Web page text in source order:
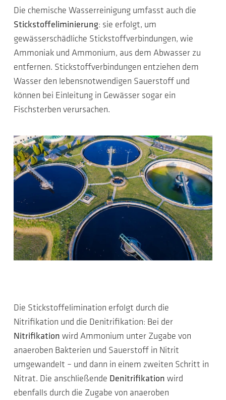
Die chemische Wasserreinigung umfasst auch die
Stickstoffeliminierung: sie erfolgt, um
gewässerschädliche Stickstoffverbindungen, wie
Ammoniak und Ammonium, aus dem Abwasser zu
entfernen. Stickstoffverbindungen entziehen dem
Wasser den lebensnotwendigen Sauerstoff und
können bei Einleitung in Gewässer sogar ein
Fischsterben verursachen.
Die Stickstoffelimination erfolgt durch die
Nitrifikation und die Denitrifikation: Bei der
Nitrifikation wird Ammonium unter Zugabe von
anaeroben Bakterien und Sauerstoff in Nitrit
umgewandelt – und dann in einem zweiten Schritt in
Nitrat. Die anschließende Denitrifikation wird
ebenfalls durch die Zugabe von anaeroben